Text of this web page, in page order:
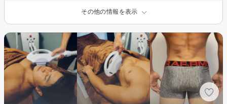
その他の情報を表示